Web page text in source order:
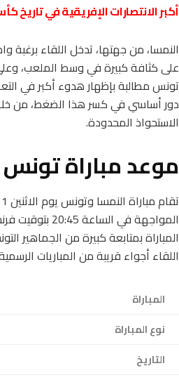
أكبر الانتصارات الإفريقية في تاريخ
النمسا، من جهتها، تدخل اللقاء برغبة
على كثافة كبيرة في وسط الملعب،
تونس مطالبة بإظهار هدوء أكبر في
دور أساسي في كسر هذا الضغط، من
الاستحواذ المحدودة.
موعد مباراة تونس
المباراة بمتابعة كبيرة من الجماهير
اللقاء أجواء قريبة من المباريات
المباراة
نوع المباراة
التاريخ